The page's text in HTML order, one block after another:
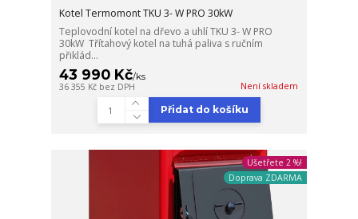
Kotel Termomont TKU 3- W PRO 30kW
Teplovodní kotel na dřevo a uhlí TKU 3- W PRO
30kW Třítahový kotel na tuhá paliva s ručním
přiklád...
43 990 Kč/ks
36 355 Kč bez DPH Není skladem
Přidat do košíku
Ušetřete 2 %!
Doprava ZDARMA